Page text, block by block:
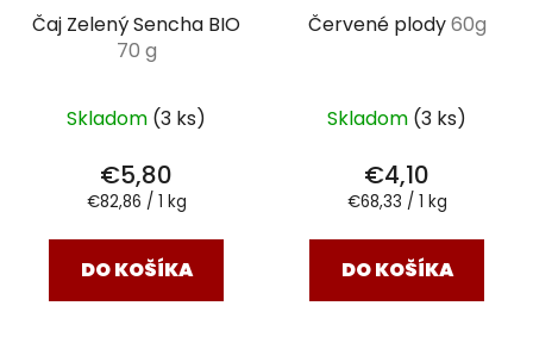
Čaj Zelený Sencha BIO
70 g
Skladom (3 ks)
€5,80
Jednotková
€82,86 / 1 kg
DO KOŠÍKA
Červené plody60g
Skladom (3 ks)
€4,10
Jednotková
€68,33 / 1 kg
DO KOŠÍKA